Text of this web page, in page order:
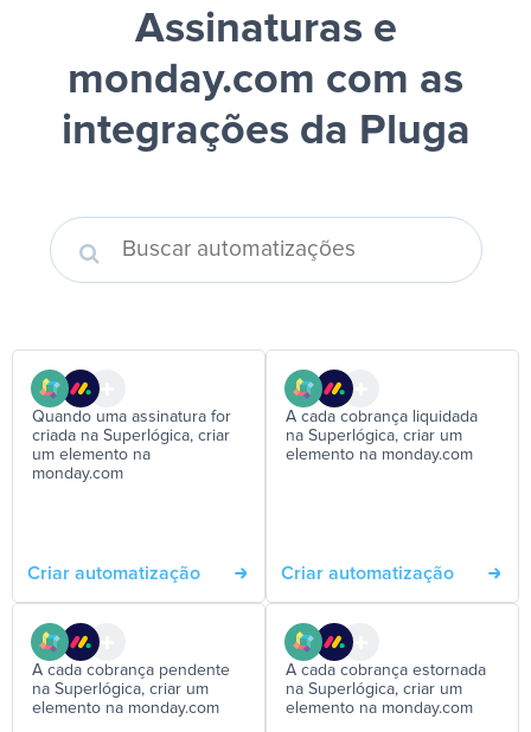
Assinaturas e
monday.com com as
integrações da Pluga
Quando uma assinatura for
criada na Superlógica, criar
um elemento na
monday.com
Criar automatização
A cada cobrança liquidada
na Superlógica, criar um
elemento na monday.com
Criar automatização
A cada cobrança pendente
na Superlógica, criar um
elemento na monday.com
A cada cobrança estornada
na Superlógica, criar um
elemento na monday.com